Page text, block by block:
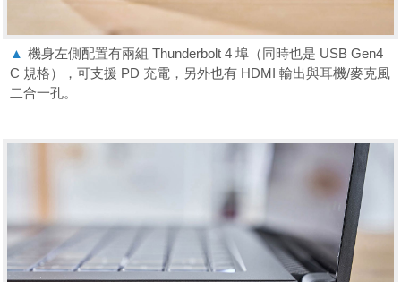
▲ 機身左側配置有兩組 Thunderbolt 4 埠（同時也是 USB Gen4
C 規格），可支援 PD 充電，另外也有 HDMI 輸出與耳機/麥克風
二合一孔。